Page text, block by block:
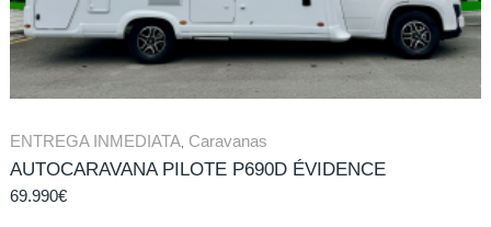
ENTREGA INMEDIATA, Caravanas
AUTOCARAVANA PILOTE P690D ÉVIDENCE
69.990€